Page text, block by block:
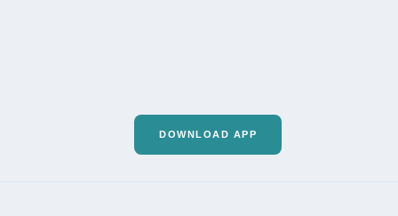
DOWNLOAD APP